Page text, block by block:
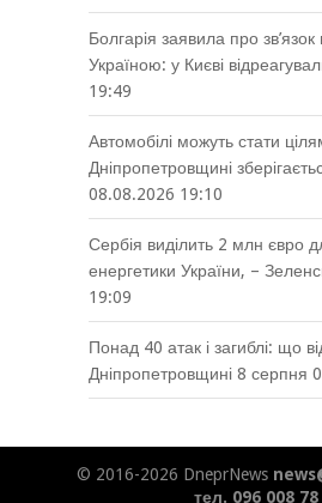
Болгарія заявила про
Україною: у Києві
19:49
Автомобілі можуть стати
Дніпропетровщині
08.08.2026 19:10
Сербія виділить 2 млн євро
енергетики України, –
19:09
Понад 40 атак і загиблі: що
Дніпропетровщині 8 серпня
© 2016-2026 DneprNews
тел. 096 008 78